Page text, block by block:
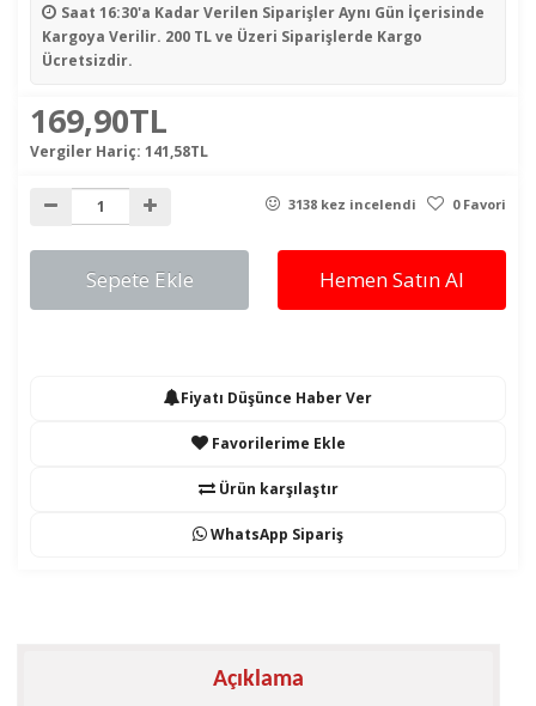
Saat 16:30'a Kadar Verilen SiparişlerAynı Gün İçerisinde
Kargoya Verilir. 200 TL ve Üzeri Siparişlerde Kargo
Ücretsizdir.
169,90TL
Vergiler Hariç: 141,58TL
3138 kez incelendi 0 Favori
Sepete Ekle Hemen Satın Al
Fiyatı Düşünce Haber Ver
Favorilerime Ekle
Ürün karşılaştır
WhatsApp Sipariş
Açıklama